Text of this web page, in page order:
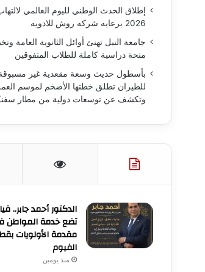
إطلاق الحدث الوطني لليوم العالمي
2026 برعايه شركه روش للادويه
منحة دراسية كاملة للطلاب المتفوقين
بأسطول حديث وسعة مقعدية غير
للطيران تطلق خطتها الأضخم لموسم
وتكشف عن توسعات دولية من مطار
الدكتور أحمد جابر..
تضع خدمة المواطن
مقدمة الأولويات
الفيوم
منذ يومين